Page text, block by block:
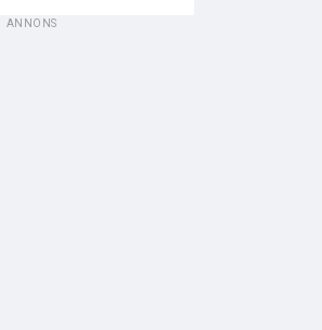
ANNONS